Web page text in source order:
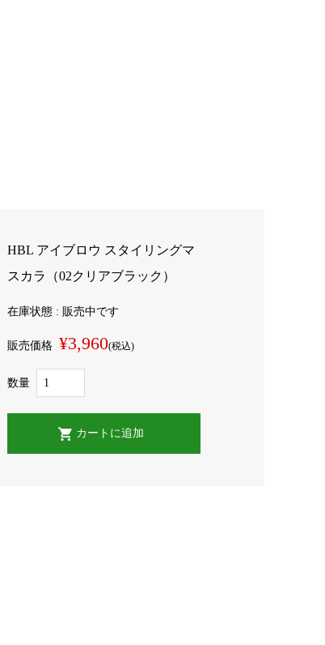
HBL アイブロウ スタイリングマ
スカラ（02クリアブラック）
在庫状態 : 販売中です
販売価格 ¥3,960(税込)
数量